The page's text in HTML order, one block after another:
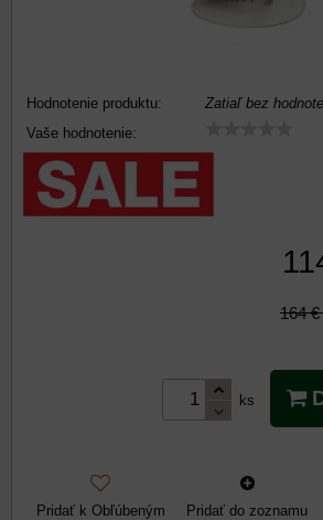
Hodnotenie produktu:
Zatiaľ bez
Vaše hodnotenie:
164 €
ks
Pridať k Obľúbeným Pridať do zoznamu